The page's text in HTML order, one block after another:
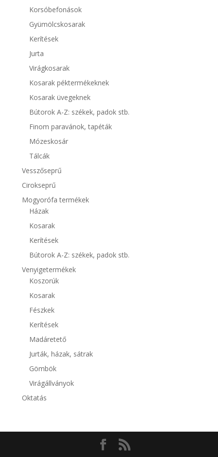
Korsóbefonások
Gyümölcskosarak
Kerítések
Jurta
Virágkosarak
Kosarak péktermékeknek
Kosarak üvegeknek
Bútorok A-Z: székek, padok stb.
Finom paravánok, tapéták
Mózeskosár
Tálcák
Vesszőseprű
Cirokseprű
Mogyorófa termékek
Házak
Kosarak
Kerítések
Bútorok A-Z: székek, padok stb.
Venyigetermékek
Koszorúk
Kosarak
Fészkek
Kerítések
Madáretető
Jurták, házak, sátrak
Gömbök
Virágállványok
Oktatás